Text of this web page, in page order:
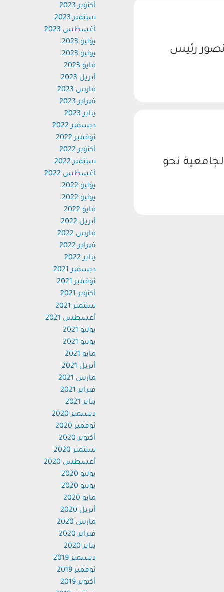
رئيس
نحو
أكتوبر 2023
سبتمبر 2023
أغسطس 2023
يوليو 2023
يونيو 2023
مايو 2023
أبريل 2023
مارس 2023
فبراير 2023
يناير 2023
ديسمبر 2022
نوفمبر 2022
أكتوبر 2022
سبتمبر 2022
أغسطس 2022
يوليو 2022
يونيو 2022
مايو 2022
أبريل 2022
مارس 2022
فبراير 2022
يناير 2022
ديسمبر 2021
نوفمبر 2021
أكتوبر 2021
سبتمبر 2021
أغسطس 2021
يوليو 2021
يونيو 2021
مايو 2021
أبريل 2021
مارس 2021
فبراير 2021
يناير 2021
ديسمبر 2020
نوفمبر 2020
أكتوبر 2020
سبتمبر 2020
أغسطس 2020
يوليو 2020
يونيو 2020
مايو 2020
أبريل 2020
مارس 2020
فبراير 2020
يناير 2020
ديسمبر 2019
نوفمبر 2019
أكتوبر 2019